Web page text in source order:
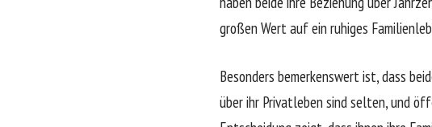
großen Wert auf ein ruhiges
Besonders bemerkenswert ist, dass
über ihr Privatleben sind selten, und